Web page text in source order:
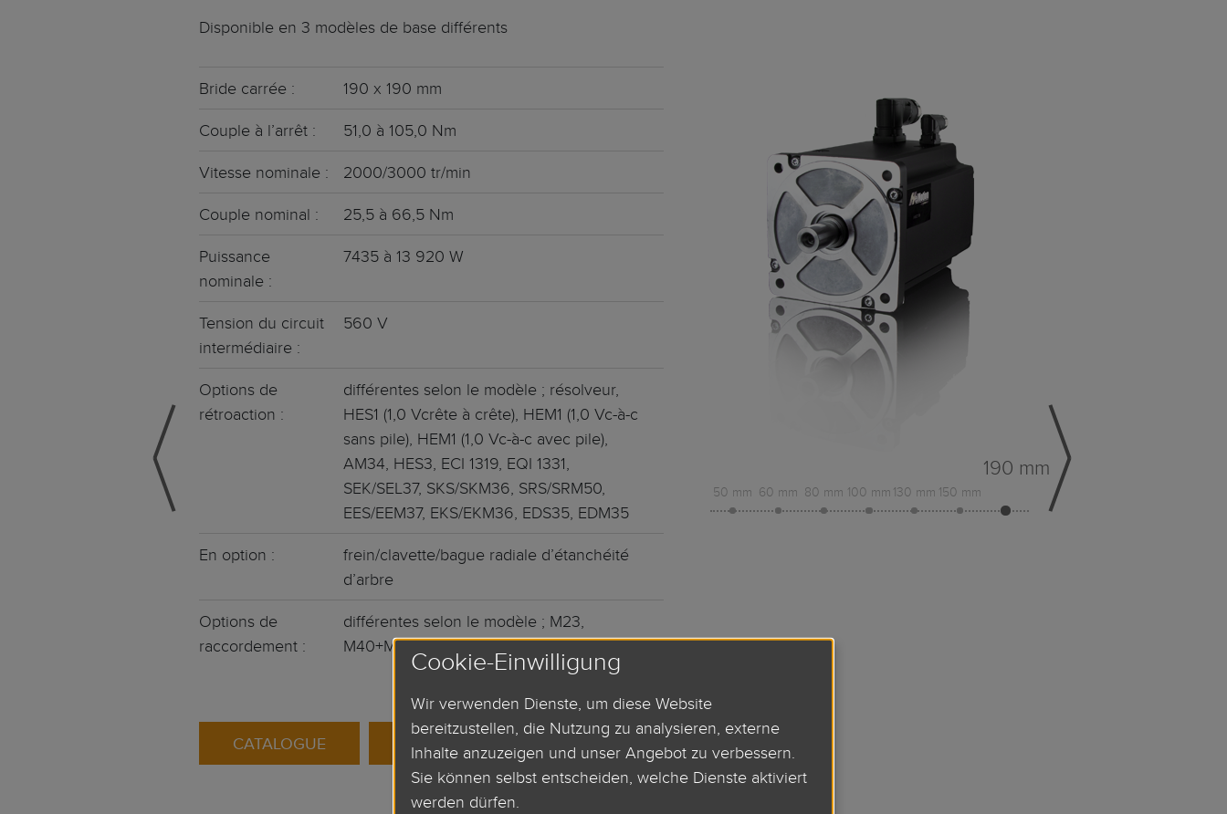
Servomoteurs décentralisés - HeiTronX
Servomoteurs en acier inoxydable
Des variateurs adaptés aux servomoteurs
Moteurs BLDC/Moteurs EC
Aéronautique
Agriculture
Alimentation et pharmacie
Adhésions
Notre filiale Pasotec GmbH
Notre société mère, Allient Inc.
Disponible en 3 modèles de base différents
Bride carrée :
190 x 190 mm
Couple à l’arrêt :
51,0 à 105,0 Nm
Vitesse nominale :
2000/3000 tr/min
Couple nominal :
25,5 à 66,5 Nm
Puissance
nominale :
7435 à 13 920 W
Tension du circuit
intermédiaire :
560 V
Options de
rétroaction :
différentes selon le modèle ; résolveur,
HES1 (1,0 Vcrête à crête), HEM1 (1,0 Vc-à-c
sans pile), HEM1 (1,0 Vc-à-c avec pile),
AM34, HES3, ECI 1319, EQI 1331,
SEK/SEL37, SKS/SKM36, SRS/SRM50,
EES/EEM37, EKS/EKM36, EDS35, EDM35
En option :
frein/clavette/bague radiale d’étanchéité
d’arbre
Options de
raccordement :
différentes selon le modèle ; M23,
M40+M23
CATALOGUE DEMANDE D’INFORMATIONS
50 mm 60 mm 80 mm 100 mm130 mm 150 mm
190 mm
Cookie-Einwilligung
Wir verwenden Dienste, um diese Website
bereitzustellen, die Nutzung zu analysieren, externe
Inhalte anzuzeigen und unser Angebot zu verbessern.
Sie können selbst entscheiden, welche Dienste aktiviert
werden dürfen.